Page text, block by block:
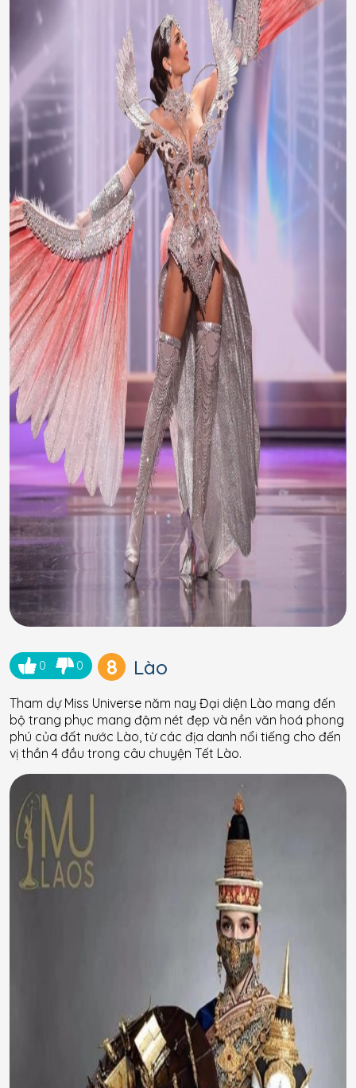
0 0 8 Lào
Tham dự Miss Universe năm nay Đại diện Lào mang đến
bộ trang phục mang đậm nét đẹp và nền văn hoá phong
phú của đất nước Lào, từ các địa danh nổi tiếng cho đến
vị thần 4 đầu trong câu chuyện Tết Lào.